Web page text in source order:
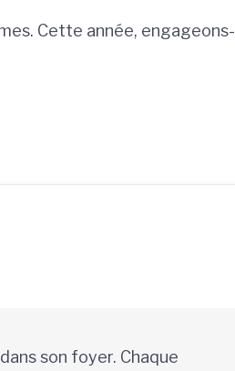
Cette année, engageons-
son foyer. Chaque